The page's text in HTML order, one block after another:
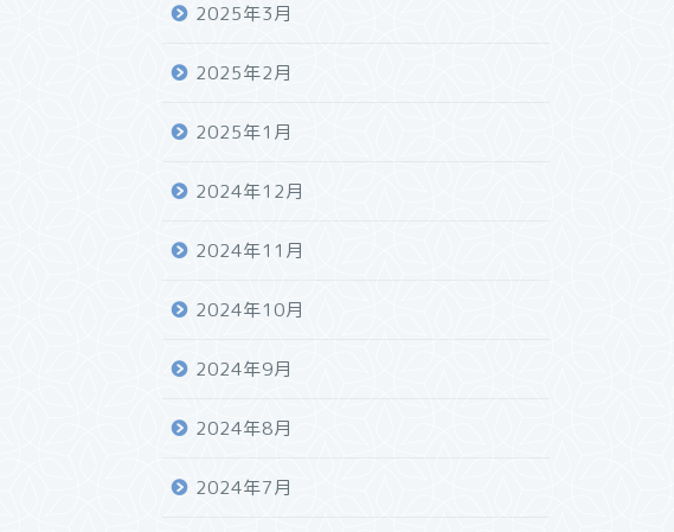
2025年3月
2025年2月
2025年1月
2024年12月
2024年11月
2024年10月
2024年9月
2024年8月
2024年7月